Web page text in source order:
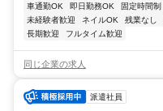
車通勤OK
即日勤務OK 固定時間制
未経験者歓迎
ネイルOK 残業なし
長期歓迎
フルタイム歓迎
同じ企業の求人
派遣社員